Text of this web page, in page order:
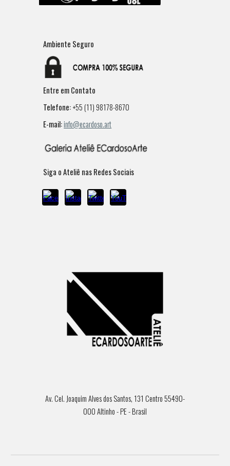
Ambiente Seguro
Entre em Contato
Telefone:+55 (11) 98178-8670
E-mail:info@ecardoso.art
Siga o Ateliê nas Redes Sociais
Av. Cel. Joaquim Alves dos Santos, 131 Centro 55490-
000 Altinho - PE - Brasil